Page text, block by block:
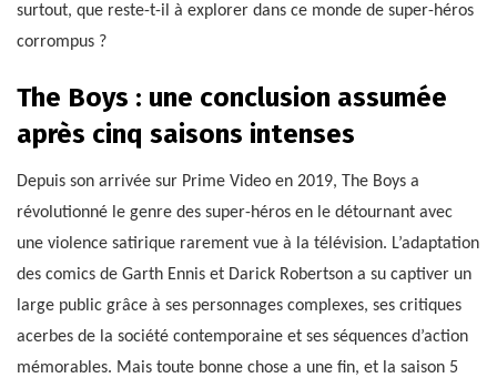
surtout, que reste-t-il à explorer dans ce monde de super-héros
corrompus ?
The Boys : une conclusion assumée
après cinq saisons intenses
Depuis son arrivée sur Prime Video en 2019, The Boys a
révolutionné le genre des super-héros en le détournant avec
une violence satirique rarement vue à la télévision. L’adaptation
des comics de Garth Ennis et Darick Robertson a su captiver un
large public grâce à ses personnages complexes, ses critiques
acerbes de la société contemporaine et ses séquences d’action
mémorables. Mais toute bonne chose a une fin, et la saison 5